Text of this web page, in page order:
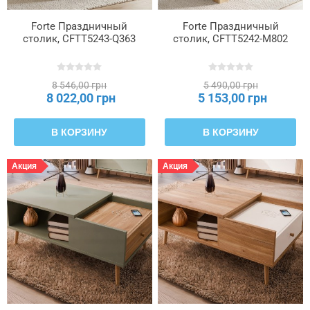
кольца
фасада
из
плит
Форма
столешницы
—
очертания
Цвет
ножек
Цвет
рукоятки
Forte Праздничный
столик, CFTT5243-Q363
8 546,00 грн
8 022,00 грн
В КОРЗИНУ
Forte Праздничный
столик, CFTT5242-M802
5 490,00 грн
5 153,00 грн
В КОРЗИНУ
Акция Акция